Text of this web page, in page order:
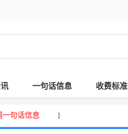
一句话信息 收费标准
一句话信息 ]